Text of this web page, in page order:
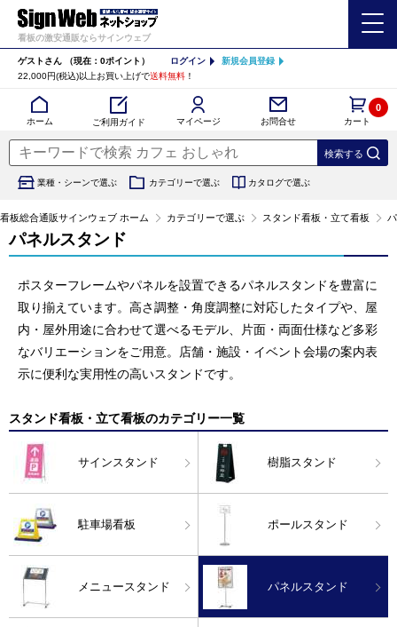
看板の激安通販ならサインウェブ
ゲストさん （現在：0ポイント） ログイン
新規会員登録
22,000円(税込)以上お買い上げで送料無料 ！
ホーム ご利用ガイド マイページ お問合せ カート
0
業種・シーンで選ぶ カテゴリーで選ぶ カタログで選ぶ
看板総合通販サインウェブ ホーム カテゴリーで選ぶ スタンド看板・立て看板
パネルスタンド
ポスターフレームやパネルを設置できるパネルスタンドを豊富に
取り揃えています。高さ調整・角度調整に対応したタイプや、屋
内・屋外用途に合わせて選べるモデル、片面・両面仕様など多彩
なバリエーションをご用意。店舗・施設・イベント会場の案内表
示に便利な実用性の高いスタンドです。
スタンド看板・立て看板のカテゴリー一覧
サインスタンド 樹脂スタンド
駐車場看板 ポールスタンド
メニュースタンド パネルスタンド